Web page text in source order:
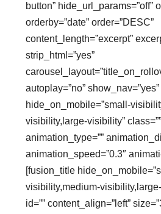
button” hide_url_params=”off”
orderby=”date” order=”DESC”
content_length=”excerpt”
strip_html=”yes”
autoplay=”no”
hide_on_mobile=”small-
visibility,large-visibility” class=””
animation_type=””
animation_speed=”0.3″
[fusion_title
visibility,medium-visibility,large-
id=”” content_align=”left”